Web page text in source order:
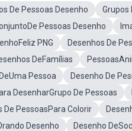
De Pessoas Desenho
Grupos
Pessoas Desenho
PNG Desenhos De
DeFamílias
Pessoa Desenho De
DesenharGrupo De Pessoas
De PessoasPara Colorir
Desenho Desenho